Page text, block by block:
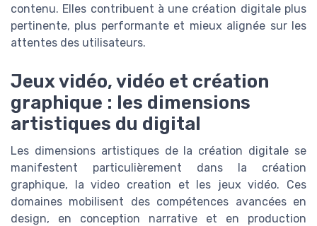
contenu. Elles contribuent à une création digitale plus
pertinente, plus performante et mieux alignée sur les
attentes des utilisateurs.
Jeux vidéo, vidéo et création
graphique : les dimensions
artistiques du digital
Les dimensions artistiques de la création digitale se
manifestent particulièrement dans la création
graphique, la video creation et les jeux vidéo. Ces
domaines mobilisent des compétences avancées en
design, en conception narrative et en production